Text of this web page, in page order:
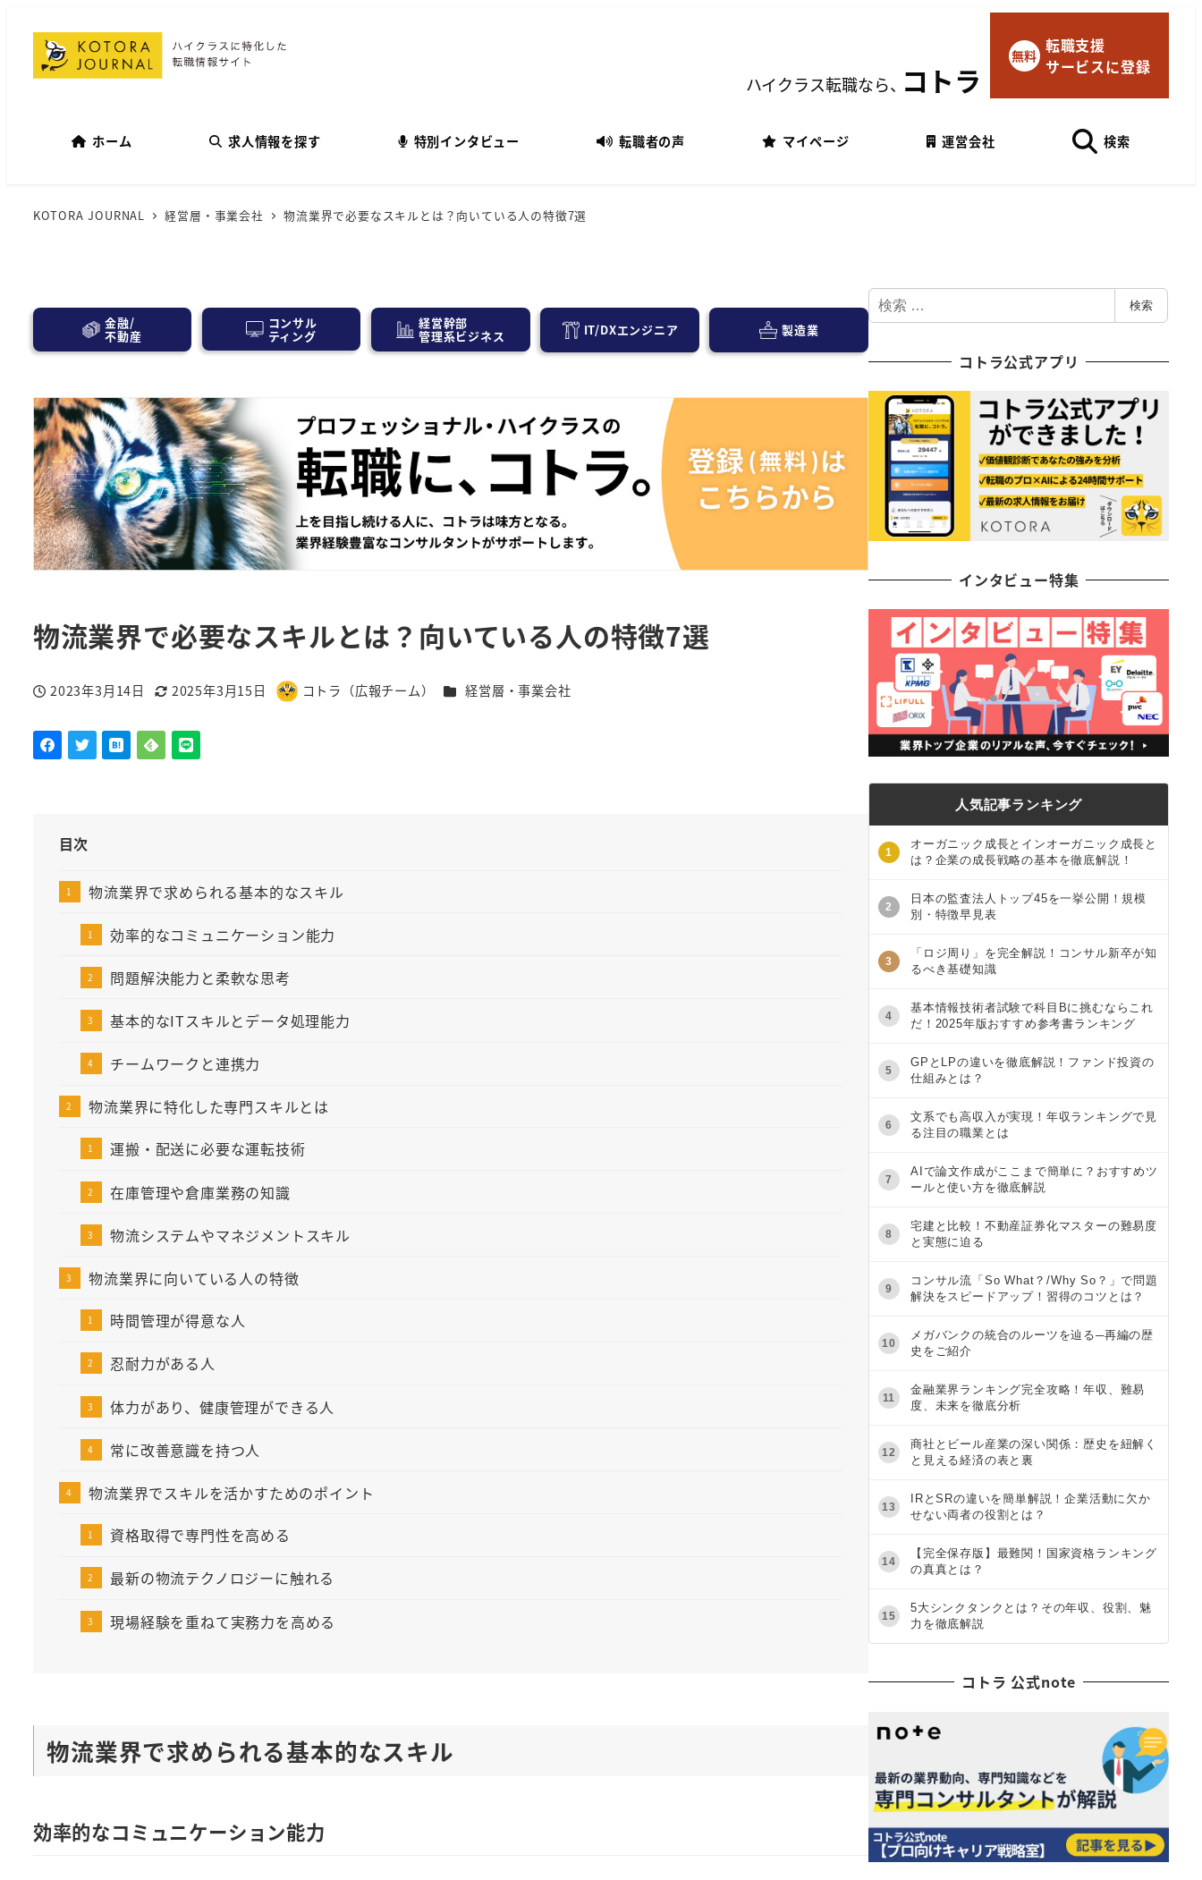
マイページにログイン
ハイクラス転職なら、コトラ
無料 転職支援
サービスに登録
ホーム 求人情報を探す 特別インタビュー 転職者の声 マイページ 運営会社 検索
KOTORA JOURNAL 経営層・事業会社 物流業界で必要なスキルとは？向いている人の特徴7選
金融/
不動産
コンサル
ティング
経営幹部
管理系ビジネス IT/DXエンジニア 製造業
物流業界で必要なスキルとは？向いている人の特徴7選
投稿日
2023年3月14日
更新日
2025年3月15日
著
コトラ（広報チーム） カテゴリー
経営層・事業会社
目次
物流業界で求められる基本的なスキル
効率的なコミュニケーション能力
問題解決能力と柔軟な思考
基本的なITスキルとデータ処理能力
チームワークと連携力
物流業界に特化した専門スキルとは
運搬・配送に必要な運転技術
在庫管理や倉庫業務の知識
物流システムやマネジメントスキル
物流業界に向いている人の特徴
時間管理が得意な人
忍耐力がある人
体力があり、健康管理ができる人
常に改善意識を持つ人
物流業界でスキルを活かすためのポイント
資格取得で専門性を高める
最新の物流テクノロジーに触れる
現場経験を重ねて実務力を高める
物流業界で求められる基本的なスキル
効率的なコミュニケーション能力
検
索
検索
コトラ公式アプリ
インタビュー特集
人気記事ランキング
1
オーガニック成長とインオーガニック成長と
は？企業の成長戦略の基本を徹底解説！
2
日本の監査法人トップ45を一挙公開！規模
別・特徴早見表
3
「ロジ周り」を完全解説！コンサル新卒が知
るべき基礎知識
4
基本情報技術者試験で科目Bに挑むならこれ
だ！2025年版おすすめ参考書ランキング
5
GPとLPの違いを徹底解説！ファンド投資の
仕組みとは？
6
文系でも高収入が実現！年収ランキングで見
る注目の職業とは
7
AIで論文作成がここまで簡単に？おすすめツ
ールと使い方を徹底解説
8
宅建と比較！不動産証券化マスターの難易度
と実態に迫る
9
コンサル流「So What？/Why So？」で問題
解決をスピードアップ！習得のコツとは？
10
メガバンクの統合のルーツを辿る─再編の歴
史をご紹介
11
金融業界ランキング完全攻略！年収、難易
度、未来を徹底分析
12
商社とビール産業の深い関係：歴史を紐解く
と見える経済の表と裏
13
IRとSRの違いを簡単解説！企業活動に欠か
せない両者の役割とは？
14
【完全保存版】最難関！国家資格ランキング
の真真とは？
15
5大シンクタンクとは？その年収、役割、魅
力を徹底解説
コトラ 公式note